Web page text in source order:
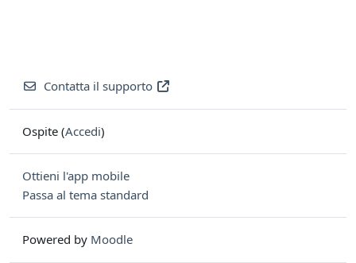
Contatta il supporto
Ospite (Accedi)
Ottieni l'app mobile
Passa al tema standard
Powered by Moodle